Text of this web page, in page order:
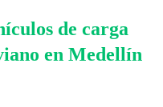
de carga
en Medellín